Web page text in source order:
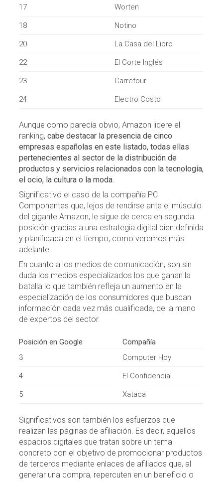
17 Worten
18 Notino
20 La Casa del Libro
22 El Corte Inglés
23 Carrefour
24 Electro Costo
Aunque como parecía obvio, Amazon lidere el
ranking,cabe destacar la presencia de cinco
empresas españolas en este listado, todas ellas
pertenecientes al sector de la distribución de
productos y servicios relacionados con la tecnología,
el ocio, la cultura o la moda.
Significativo el caso de la compañía PC
Componentes que, lejos de rendirse ante el músculo
del gigante Amazon, le sigue de cerca en segunda
posición gracias a una estrategia digital bien definida
y planificada en el tiempo, como veremos más
adelante.
En cuanto a los medios de comunicación, son sin
duda los medios especializados los que ganan la
batalla lo que también refleja un aumento en la
especialización de los consumidores que buscan
información cada vez más cualificada, de la mano
de expertos del sector.
Posición en Google
Compañía
3
Computer Hoy
4 El Confidencial
5 Xataca
Significativos son también los esfuerzos que
realizan las páginas de afiliación. Es decir, aquellos
espacios digitales que tratan sobre un tema
concreto con el objetivo de promocionar productos
de terceros mediante enlaces de afiliados que, al
generar una compra, repercuten en un beneficio o